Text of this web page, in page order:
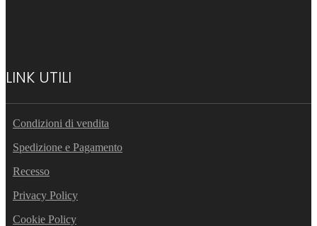
LINK UTILI
Condizioni di vendita
Spedizione e Pagamento
Recesso
Privacy Policy
Cookie Policy